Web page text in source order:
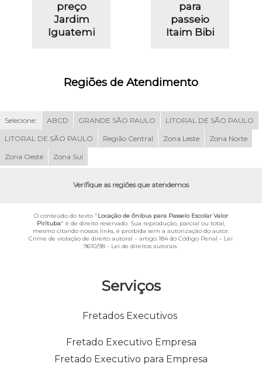
Serviços
Fretados Executivos
Fretado Executivo Empresa
Fretado Executivo para Empresa
preço
Jardim
Iguatemi
para
passeio
Itaim Bibi
Regiões de Atendimento
Selecione: ABCD GRANDE SÃO PAULO LITORAL DE SÃO PAULO
LITORAL DE SÃO PAULO Região Central Zona Leste Zona Norte
Zona Oeste Zona Sul
Verifique as regiões que atendemos
O conteúdo do texto "Locação de ônibus para Passeio Escolar Valor
Pirituba" é de direito reservado. Sua reprodução, parcial ou total,
mesmo citando nossos links, é proibida sem a autorização do autor.
Crime de violação de direito autoral – artigo 184 do Código Penal – Lei
9610/98 - Lei de direitos autorais.